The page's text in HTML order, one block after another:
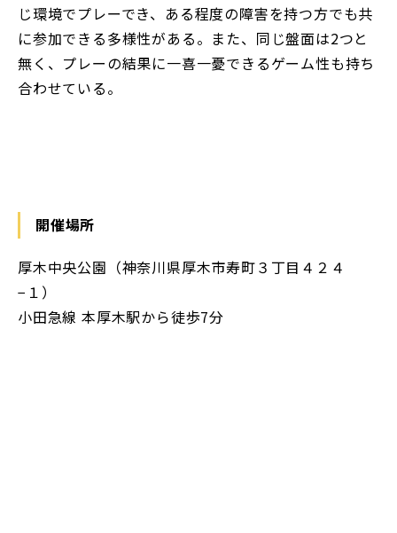
じ環境でプレーでき、ある程度の障害を持つ方でも共
に参加できる多様性がある。また、同じ盤面は2つと
無く、プレーの結果に一喜一憂できるゲーム性も持ち
合わせている。
開催場所
厚木中央公園（神奈川県厚木市寿町３丁目４２４
−１）
小田急線 本厚木駅から徒歩7分